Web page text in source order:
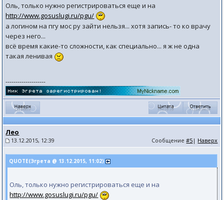
Оль, только нужно регистрироваться еще и на
http://www.gosuslugi.ru/pgu/
а логином на пгу мос ру зайти нельзя... хотя запись- то ко врачу
через него...
всё время какие-то сложности, как специально... я ж не одна
такая ленивая
--------------------
Лео
13.12.2015, 12:39 Сообщение#5 | Наверх
QUOTE(Эгрета @ 13.12.2015, 11:02)
Оль, только нужно регистрироваться еще и на
http://www.gosuslugi.ru/pgu/